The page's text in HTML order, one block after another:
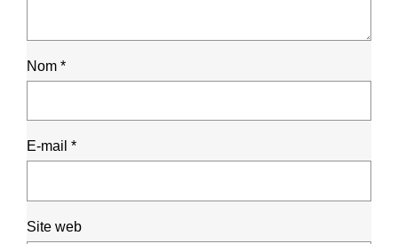
Nom*
E-mail*
Site web